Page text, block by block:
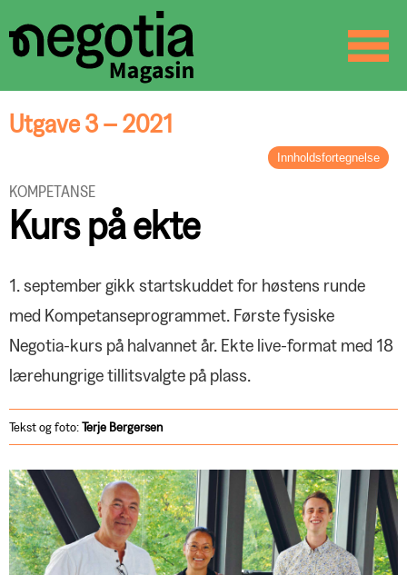
☰
Utgave 3 – 2021
Innholdsfortegnelse
Dagen vi kommer til å huske
BREV FRA FORBUNDSLEDEREN
Travel høst
Informasjonsmøte? Vi stiller!
KOMPETANSE
Kompetanseløft i koronatid
Fem med fagbrev
ARBEIDSLIV OG SAMFUNN
LØNN OG TARIFF
Lønnsoppgjøret, en liten
oppsummering
ARBEIDSLIV OG SAMFUNN
Færre er redd for å miste jobben
PRIVATJUSS
Privat bilsalg via forhandler
NOTABENE
KOMPETANSE
Kurs på ekte
1. september gikk startskuddet for høstens runde
med Kompetanseprogrammet. Første fysiske
Negotia-kurs på halvannet år. Ekte live-format med 18
lærehungrige tillitsvalgte på plass.
Tekst og foto:Terje Bergersen